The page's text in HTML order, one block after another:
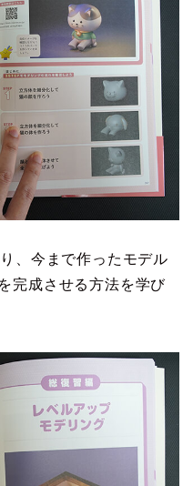
、今まで作ったモデル
完成させる方法を学び